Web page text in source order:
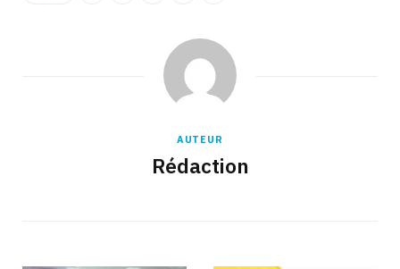
AUTEUR
Rédaction